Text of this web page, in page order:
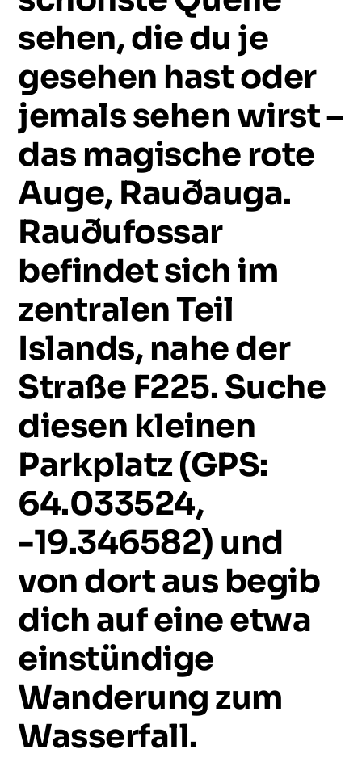
sehen,diedu je
gesehen hastoder
jemalssehenwirst–
das magische rote
Auge, Rauðauga.
Rauðufossar
befindetsichim
zentralenTeil
Islands, naheder
Straße F225.Suche
diesen kleinen
Parkplatz(GPS:
64.033524,
-19.346582) und
vondortaus begib
dichaufeineetwa
einstündige
Wanderungzum
Wasserfall.